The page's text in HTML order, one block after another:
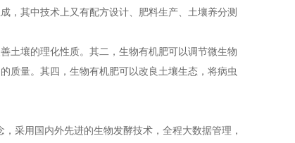
，其中技术上又有配方设计、肥料生产、土壤养分测
土壤的理化性质。其二，生物有机肥可以调节微生物
质量。其四，生物有机肥可以改良土壤生态，将病虫
采用国内外先进的生物发酵技术，全程大数据管理，